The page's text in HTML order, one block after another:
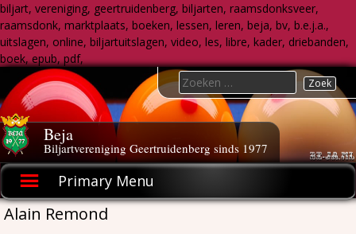
biljart, vereniging, geertruidenberg, biljarten, raamsdonksveer,
raamsdonk, marktplaats, boeken, lessen, leren, beja, bv, b.e.j.a.,
uitslagen, online, biljartuitslagen, video, les, libre, kader, driebanden,
boek, epub, pdf,
to
content
Beja
Biljartvereniging Geertruidenberg sinds 1977
Primary Menu
Search
for:
Alain Remond